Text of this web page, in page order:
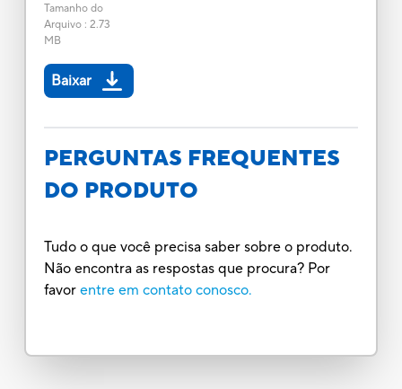
Tamanho do
Arquivo: 2.73
MB
Baixar
PERGUNTAS FREQUENTES
DO PRODUTO
Tudo o que você precisa saber sobre o produto.
Não encontra as respostas que procura? Por
favor entre em contato conosco.